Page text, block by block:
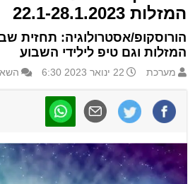
המזלות 22.1-28.1.2023
הורוסקופ/אסטרולוגיה: תחזית
המזלות וגם טיפ לילידי השבוע
מערכת 22 ינואר 2023 6:30